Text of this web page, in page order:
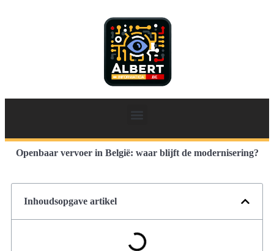
Openbaar vervoer in België: waar blijft de modernisering?
Inhoudsopgave artikel